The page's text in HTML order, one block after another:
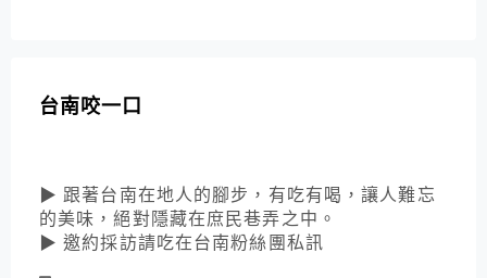
台南咬一口
▶ 跟著台南在地人的腳步，有吃有喝，讓人難忘
的美味，絕對隱藏在庶民巷弄之中。
▶ 邀約採訪請吃在台南粉絲團私訊